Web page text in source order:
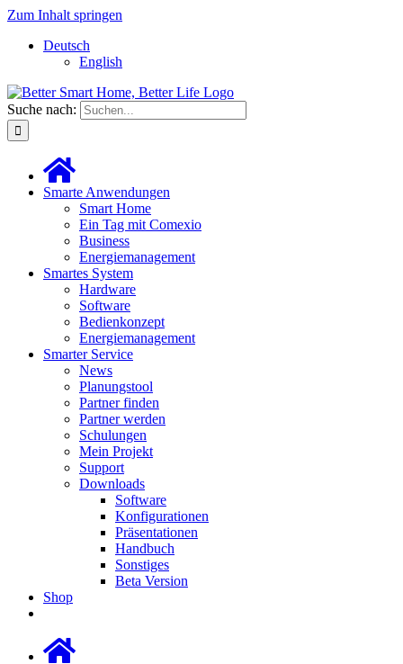
Zum Inhalt springen
Deutsch
English
Suche nach:
Smarte Anwendungen
Smart Home
Ein Tag mit Comexio
Business
Energiemanagement
Smartes System
Hardware
Software
Bedienkonzept
Energiemanagement
Smarter Service
News
Planungstool
Partner finden
Partner werden
Schulungen
Mein Projekt
Support
Downloads
Software
Konfigurationen
Präsentationen
Handbuch
Sonstiges
Beta Version
Shop